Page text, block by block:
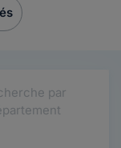
par